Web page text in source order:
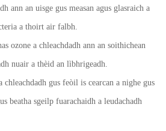
ann an uisge gus measan agus glasraich a
a thoirt air falbh.
ozone a chleachdadh ann an soithichean
nuair a thèid an lìbhrigeadh.
gus feòil is cearcan a nighe gus
beatha sgeilp fuarachaidh a leudachadh